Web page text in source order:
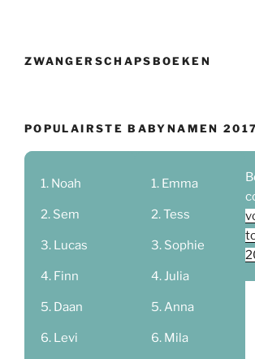
ZWANGERSCHAPSBOEKEN
POPULAIRSTE BABYNAMEN 2017
Noah
Sem
Lucas
Finn
Daan
Levi
Emma
Tess
Sophie
Julia
Anna
Mila